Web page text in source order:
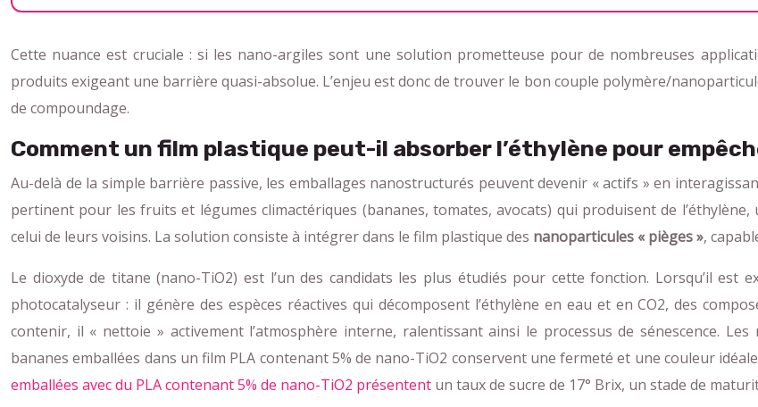
Cette nuance est cruciale : si les nano-argiles sont une solution prometteuse pour de nombreuses
produits exigeant une barrière quasi-absolue. L’enjeu est donc de trouver le bon couple polymère/
de compoundage.
Comment un film plastique peut-il absorber l’éthylène pour
Au-delà de la simple barrière passive, les emballages nanostructurés peuvent devenir « actifs » en
pertinent pour les fruits et légumes climactériques (bananes, tomates, avocats) qui produisent de
celui de leurs voisins. La solution consiste à intégrer dans le film plastique des nanoparticules « pièges »,
Le dioxyde de titane (nano-TiO2) est l’un des candidats les plus étudiés pour cette fonction. Lorsqu’il est
photocatalyseur : il génère des espèces réactives qui décomposent l’éthylène en eau et en CO2, des
contenir, il « nettoie » activement l’atmosphère interne, ralentissant ainsi le processus de sénescence.
bananes emballées dans un film PLA contenant 5% de nano-TiO2 conservent une fermeté et une couleur
emballées avec du PLA contenant 5% de nano-TiO2 présentent un taux de sucre de 17° Brix, un stade de